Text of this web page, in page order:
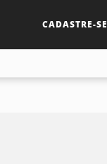
CADASTRE-SE